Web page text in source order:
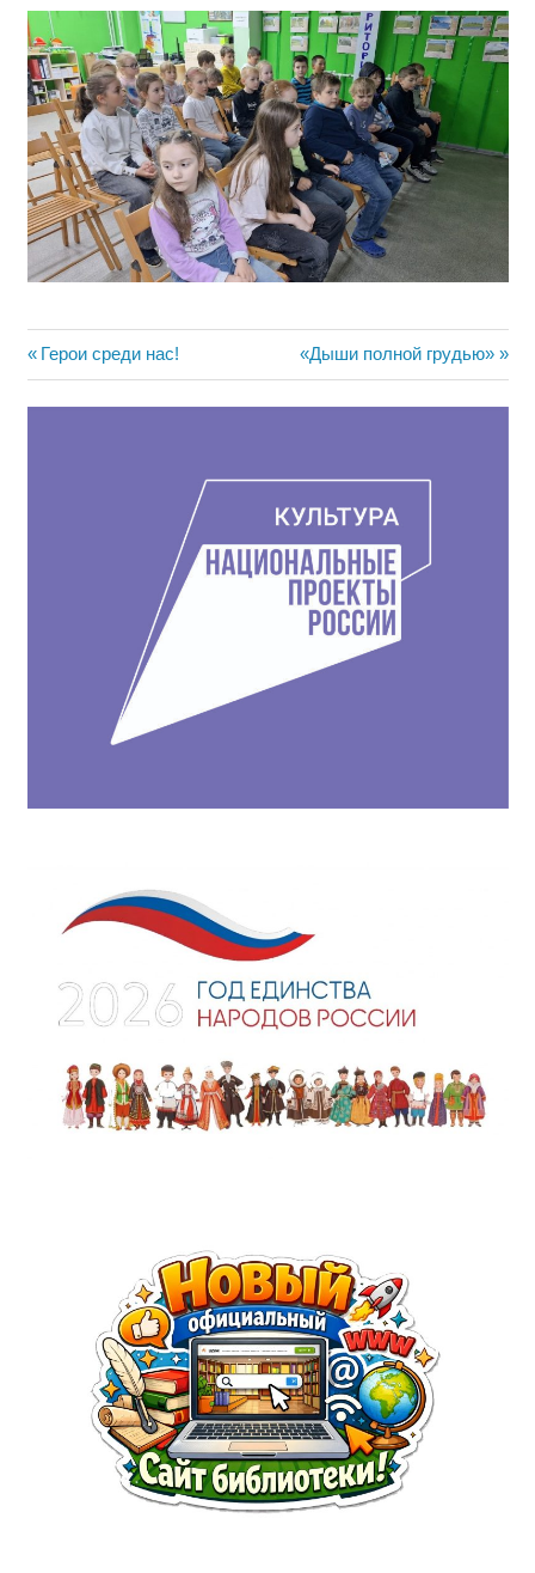
Навигация
по
Предыдущая
запись:
Герои среди нас!
Следующая
запись:
«Дыши полной грудью»